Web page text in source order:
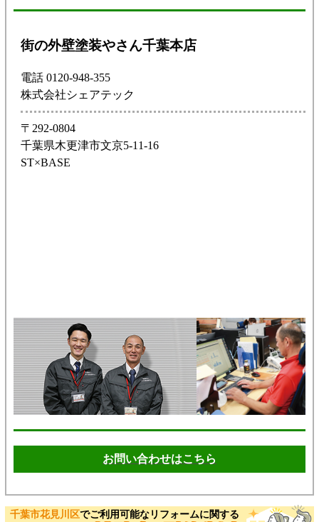
街の外壁塗装やさん千葉本店
電話 0120-948-355
株式会社シェアテック
〒292-0804
千葉県木更津市文京5-11-16
ST×BASE
お問い合わせはこちら
千葉市花見川区でご利用可能なリフォームに関する